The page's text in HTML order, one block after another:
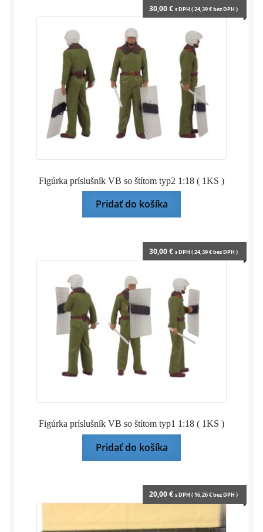
Darčekové predmety
Figúrka príslušník VB so štítom typ2 1:18 ( 1KS )
30,00€ s DPH (24,39€bez DPH )
Pridať do košíka
Figúrka príslušník VB so štítom typ1 1:18 ( 1KS )
30,00€ s DPH (24,39€bez DPH )
Pridať do košíka
20,00€ s DPH (16,26€bez DPH )